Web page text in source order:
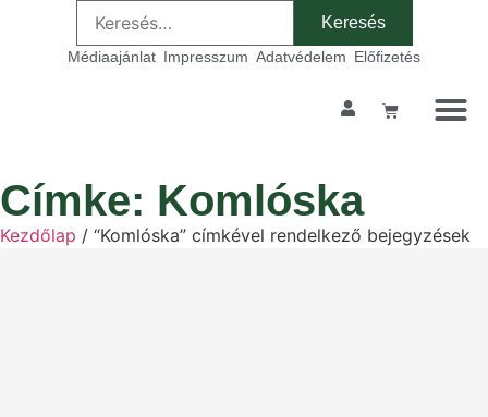
Médiaajánlat Impresszum Adatvédelem Előfizetés
Címke: Komlóska
Kezdőlap / “Komlóska” címkével rendelkező bejegyzések